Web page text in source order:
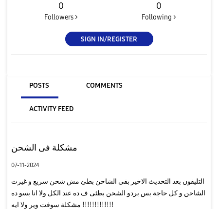
0
Followers >
0
Following >
SIGN IN/REGISTER
POSTS COMMENTS
ACTIVITY FEED
مشكلة فى الشحن
07-11-2024
التليفون بعد التحديث الاخير بقى الشاحن بطئ مش شحن سريع و غيرت
الشاحن و كل حاجة بس بردو الشحن بطئى ف ده عند الكل ولا انا بسو ده
مشكلة سوفت وير ولا ايه !!!!!!!!!!!!!